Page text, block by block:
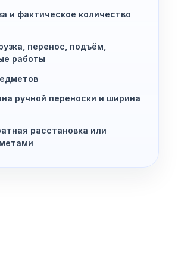
и фактическое количество
перенос, подъём,
работы
ручной переноски и ширина
расстановка или